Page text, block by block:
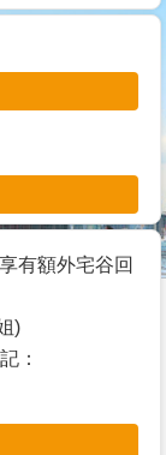
有額外宅谷回
)
：